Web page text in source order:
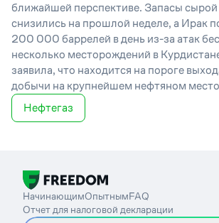
ближайшей перспективе. Запасы
снизились на прошлой неделе, а Ирак
200 000 баррелей в день из-за атак
несколько месторождений в
заявила, что находится на пороге
добычи на крупнейшем нефтяном
Нефтегаз
НачинающимОпытнымFAQ
Отчет для налоговой декларации